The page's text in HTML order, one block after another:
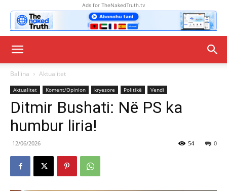
Ads for TheNakedTruth.tv
Ballina Aktualitet
Aktualitet Koment/Opinion kryesore Politikë Vendi
Ditmir Bushati: Në PS ka
humbur liria!
12/06/2026 0
54